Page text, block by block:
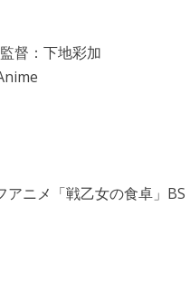
督：下地彩加
ニメ「戦乙女の食卓」BS